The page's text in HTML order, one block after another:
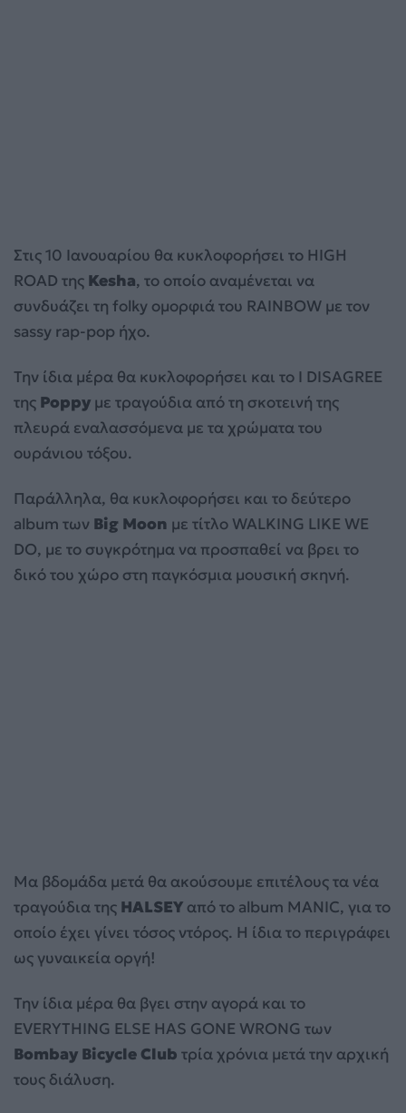
Στις 10 Ιανουαρίου θα κυκλοφορήσει το HIGH
ROAD της Kesha, το οποίο αναμένεται να
συνδυάζει τη folky ομορφιά του RAINBOW με τον
sassy rap-pop ήχο.
Την ίδια μέρα θα κυκλοφορήσει και το I DISAGREE
της Poppy με τραγούδια από τη σκοτεινή της
πλευρά εναλασσόμενα με τα χρώματα του
ουράνιου τόξου.
Παράλληλα, θα κυκλοφορήσει και το δεύτερο
album των Big Moon με τίτλο WALKING LIKE WE
DO, με το συγκρότημα να προσπαθεί να βρει το
δικό του χώρο στη παγκόσμια μουσική σκηνή.
Μα βδομάδα μετά θα ακούσουμε επιτέλους τα νέα
τραγούδια της HALSEY από το album MANIC, για το
οποίο έχει γίνει τόσος ντόρος. Η ίδια το περιγράφει
ως γυναικεία οργή!
Την ίδια μέρα θα βγει στην αγορά και το
EVERYTHING ELSE HAS GONE WRONG των
Bombay Bicycle Club τρία χρόνια μετά την αρχική
τους διάλυση.